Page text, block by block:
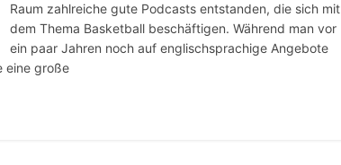
Raum zahlreiche gute Podcasts entstanden, die sich mit
dem Thema Basketball beschäftigen. Während man vor
ein paar Jahren noch auf englischsprachige Angebote
eine große